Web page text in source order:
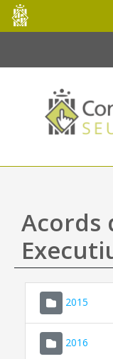
Salta al contingut
Consell
de
Mallorca
Acords
2015
2016